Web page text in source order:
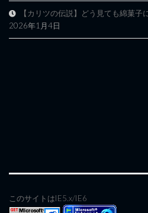
【カリツの伝説】どう見ても綿菓子
2026年1月4日
このサイトはIE5.x/IE6